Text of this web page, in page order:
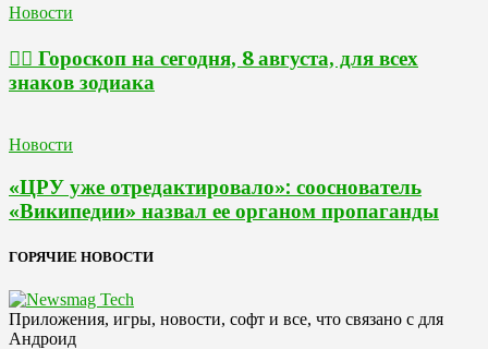
Новости
🧙‍♀ Гороскоп на сегодня, 8 августа, для всех
знаков зодиака
Новости
«ЦРУ уже отредактировало»: сооснователь
«Википедии» назвал ее органом пропаганды
ГОРЯЧИЕ НОВОСТИ
Приложения, игры, новости, софт и все, что связано с для
Андроид